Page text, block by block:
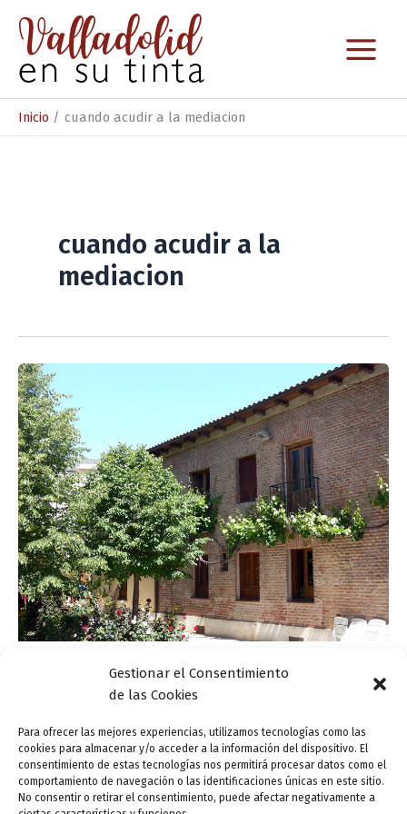
Gestionar el Consentimiento
de las Cookies
Para ofrecer las mejores experiencias, utilizamos tecnologías como las
cookies para almacenar y/o acceder a la información del dispositivo. El
consentimiento de estas tecnologías nos permitirá procesar datos como el
comportamiento de navegación o las identificaciones únicas en este sitio.
No consentir o retirar el consentimiento, puede afectar negativamente a
contenido
Inicio cuando acudir a la mediacion
cuando acudir a la
mediacion
Lecturas de poemas y mediación despiden
febrero en Casa Zorrilla
ensutinta/24 febrero, 2015
Se acaba febrero este 2015, y con él una de las
exposiciones más notables de la Casa Zorrilla de este